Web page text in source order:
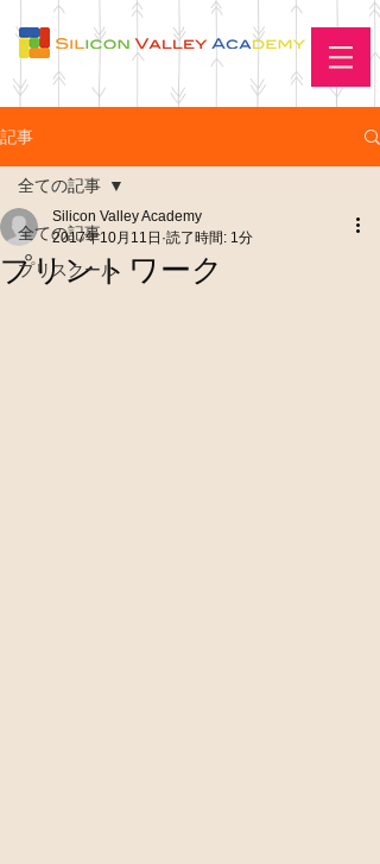
記事
全ての記事
プリスクール
全ての記事
プリントワーク
Silicon Valley Academy
2017年10月11日 読了時間: 1分